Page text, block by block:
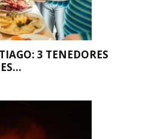
3 TENEDORES